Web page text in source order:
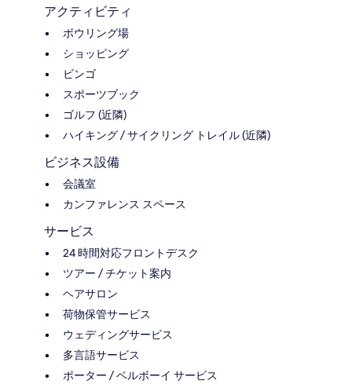
アクティビティ
ボウリング場
ショッピング
ビンゴ
スポーツブック
ゴルフ (近隣)
ハイキング / サイクリング トレイル (近隣)
ビジネス設備
会議室
カンファレンス スペース
サービス
24 時間対応フロントデスク
ツアー / チケット案内
ヘアサロン
荷物保管サービス
ウェディングサービス
多言語サービス
ポーター / ベルボーイ サービス